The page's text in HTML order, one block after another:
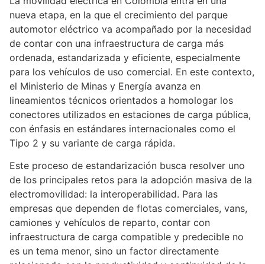
nueva etapa, en la que el crecimiento del parque
automotor eléctrico va acompañado por la necesidad
de contar con una infraestructura de carga más
ordenada, estandarizada y eficiente, especialmente
para los vehículos de uso comercial. En este contexto,
el Ministerio de Minas y Energía avanza en
lineamientos técnicos orientados a homologar los
conectores utilizados en estaciones de carga pública,
con énfasis en estándares internacionales como el
Tipo 2 y su variante de carga rápida.
Este proceso de estandarización busca resolver uno
de los principales retos para la adopción masiva de la
electromovilidad: la interoperabilidad. Para las
empresas que dependen de flotas comerciales, vans,
camiones y vehículos de reparto, contar con
infraestructura de carga compatible y predecible no
es un tema menor, sino un factor directamente